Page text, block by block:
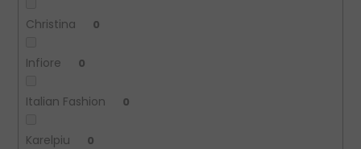
Christina 0
Infiore 0
Italian Fashion 0
Karelpiu 0